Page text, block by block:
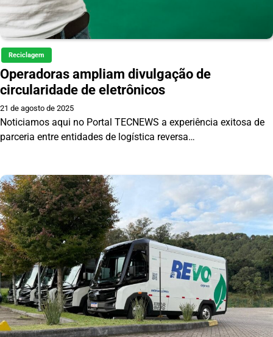
Reciclagem
Operadoras ampliam divulgação de
circularidade de eletrônicos
21 de agosto de 2025
Noticiamos aqui no Portal TECNEWS a experiência exitosa de
parceria entre entidades de logística reversa…